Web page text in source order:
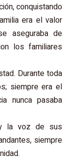
conquistando
era el valor
aseguraba de
los familiares
Durante toda
siempre era el
nunca pasaba
la voz de sus
siempre